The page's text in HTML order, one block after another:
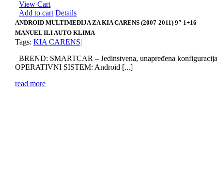
View Cart
Add to cart Details
ANDROID MULTIMEDIJA ZA KIA CARENS (2007-2011) 9″ 1+16
MANUEL ILI AUTO KLIMA
Tags:KIA CARENS|
BREND: SMARTCAR – Jedinstvena, unapređena
OPERATIVNI SISTEM: Android [...]
read more